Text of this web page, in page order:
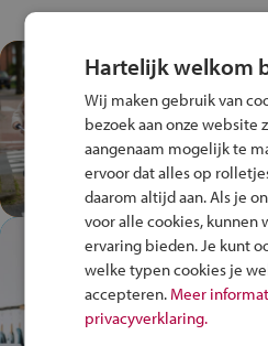
Test je
Fiets
Speel het
en win een
In de
plek!
Ontdek via
op de
Hartelijk welkom
Wij maken gebruik van
bezoek aan onze website
aangenaam mogelijk te
ervoor dat alles op
daarom altijd aan. Als je
voor alle cookies, kunnen
ervaring bieden. Je kunt
welke typen cookies je
accepteren. Meer
privacyverklaring.